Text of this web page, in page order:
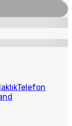
Telefon